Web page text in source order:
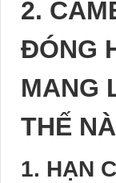
2.
ĐÓNG
MANG
THẾ
1. HẠN